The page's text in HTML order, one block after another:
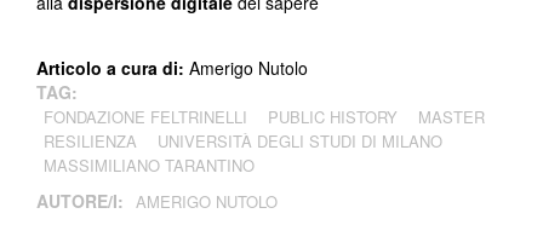
Articolo a cura di: Amerigo Nutolo
TAG:
FONDAZIONE FELTRINELLI PUBLIC HISTORY
MASTER
RESILIENZA
UNIVERSITÀ DEGLI STUDI DI MILANO
MASSIMILIANO TARANTINO
AUTORE/I: AMERIGO NUTOLO